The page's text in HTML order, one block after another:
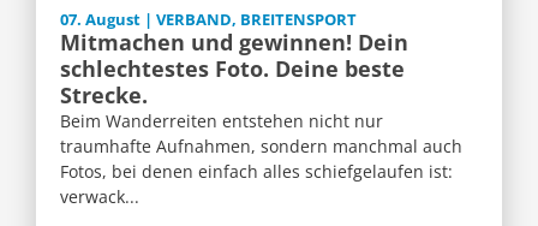
07. August | VERBAND, BREITENSPORT
Mitmachen und gewinnen! Dein
schlechtestes Foto. Deine beste
Strecke.
Beim Wanderreiten entstehen nicht nur
traumhafte Aufnahmen, sondern manchmal auch
Fotos, bei denen einfach alles schiefgelaufen ist:
verwack...